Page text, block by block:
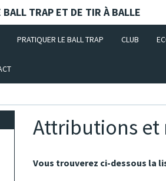
BALL TRAP ET DE TIR À BALLE
PRATIQUER LE BALL TRAP CLUB
Attributions
Vous trouverez ci-dessous la